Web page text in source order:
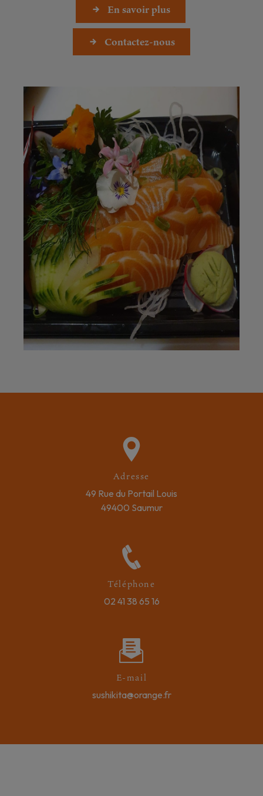
En savoir plus
Contactez-nous
Adresse
49 Rue du Portail Louis
49400 Saumur
Téléphone
02 41 38 65 16
E-mail
sushikita@orange.fr